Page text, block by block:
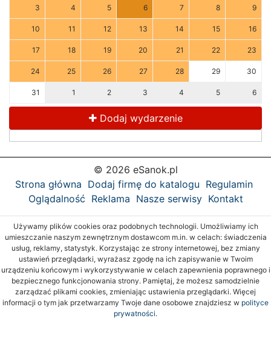
3 4 5 6 7 8 9
10 11 12 13 14 15 16
17 18 19 20 21 22 23
24 25 26 27 28 29 30
31 1 2 3 4 5 6
Dodaj wydarzenie
© 2026 eSanok.pl
Strona główna Dodaj firmę do katalogu Regulamin
Oglądalność Reklama Nasze serwisy Kontakt
Używamy plików cookies oraz podobnych technologii. Umożliwiamy ich
umieszczanie naszym zewnętrznym dostawcom m.in. w celach: świadczenia
usług, reklamy, statystyk. Korzystając ze strony internetowej, bez zmiany
ustawień przeglądarki, wyrażasz zgodę na ich zapisywanie w Twoim
urządzeniu końcowym i wykorzystywanie w celach zapewnienia poprawnego i
bezpiecznego funkcjonowania strony. Pamiętaj, że możesz samodzielnie
zarządzać plikami cookies, zmieniając ustawienia przeglądarki. Więcej
informacji o tym jak przetwarzamy Twoje dane osobowe znajdziesz w polityce
prywatności.